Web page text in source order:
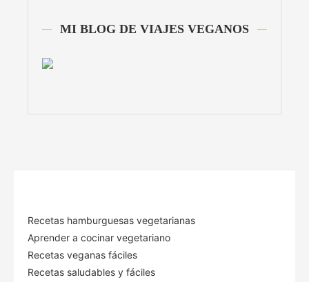
MI BLOG DE VIAJES VEGANOS
Recetas hamburguesas vegetarianas
Aprender a cocinar vegetariano
Recetas veganas fáciles
Recetas saludables y fáciles